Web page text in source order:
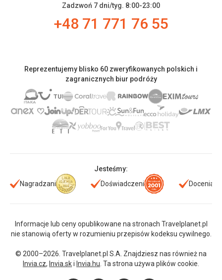
Zadzwoń 7 dni/tyg. 8:00-23:00
+48 71 771 76 55
Reprezentujemy blisko 60 zweryfikowanych polskich i
zagranicznych biur podróży
Jesteśmy:
Nagradzani
Doświadczeni Doceniani
Informacje lub ceny opublikowane na stronach Travelplanet.pl
nie stanowią oferty w rozumieniu przepisów kodeksu cywilnego.
© 2000–2026. Travelplanet.pl S.A. Znajdziesz nas również na
Invia.cz, Invia.ski Invia.hu . Ta strona używa plików cookie.